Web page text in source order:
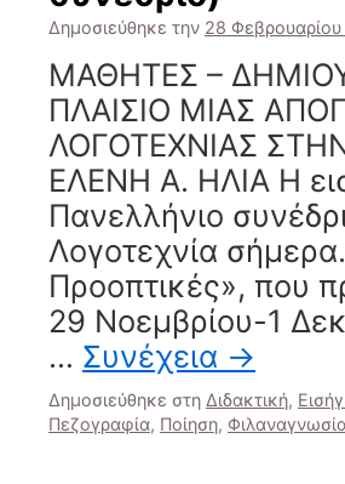
Δημοσιεύθηκε την 28
ΜΑΘΗΤΕΣ –
ΠΛΑΙΣΙΟ ΜΙΑΣ
ΛΟΓΟΤΕΧΝΙΑΣ
ΕΛΕΝΗ Α. ΗΛΙΑ Η
Πανελλήνιο
Λογοτεχνία
Προοπτικές», που
29 Νοεμβρίου-1
… Συνέχεια →
Δημοσιεύθηκε στη Διδακτική,
Πεζογραφία, Ποίηση,